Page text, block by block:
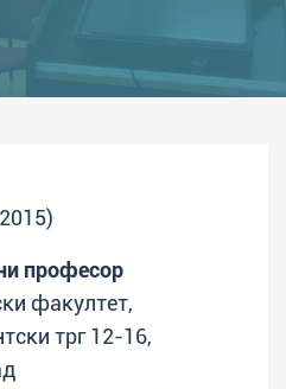
професор
факултет,
трг 12-16,